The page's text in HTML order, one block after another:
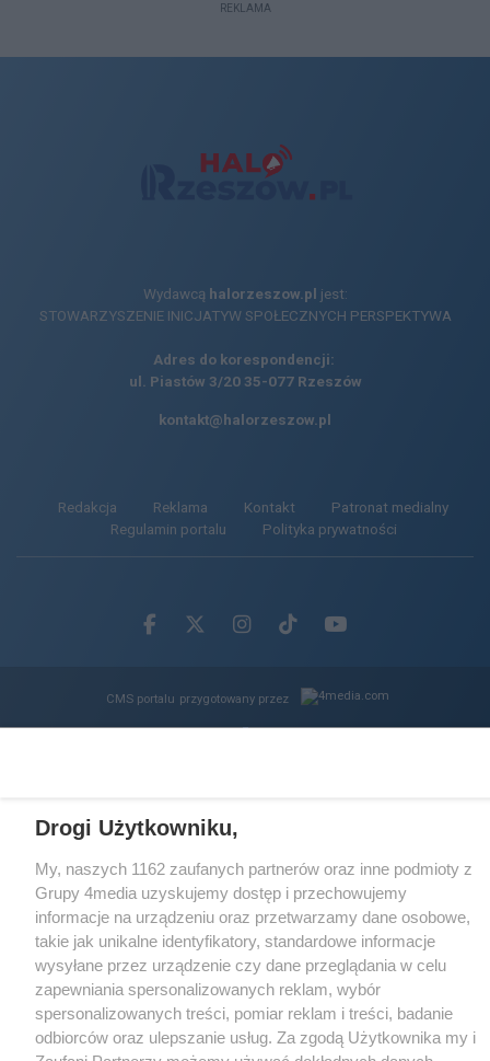
REKLAMA
Wydawcą halorzeszow.pl jest:
STOWARZYSZENIE INICJATYW SPOŁECZNYCH PERSPEKTYWA
Adres do korespondencji:
ul. Piastów 3/20 35-077 Rzeszów
kontakt@halorzeszow.pl
Redakcja Reklama Kontakt
Patronat medialny
Regulamin portalu
Polityka prywatności
Facebook.com
X.comInstagram.com
Tiktok.comYoutube.com
CMS portalu przygotowany przez
Unmute
Drogi Użytkowniku,
My, naszych 1162 zaufanych partnerów oraz inne podmioty z
Grupy 4media uzyskujemy dostęp i przechowujemy
informacje na urządzeniu oraz przetwarzamy dane osobowe,
takie jak unikalne identyfikatory, standardowe informacje
wysyłane przez urządzenie czy dane przeglądania w celu
zapewniania spersonalizowanych reklam, wybór
spersonalizowanych treści, pomiar reklam i treści, badanie
odbiorców oraz ulepszanie usług. Za zgodą Użytkownika my i